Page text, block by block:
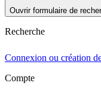
Ouvrir formulaire de
Recherche
Connexion ou création
Compte